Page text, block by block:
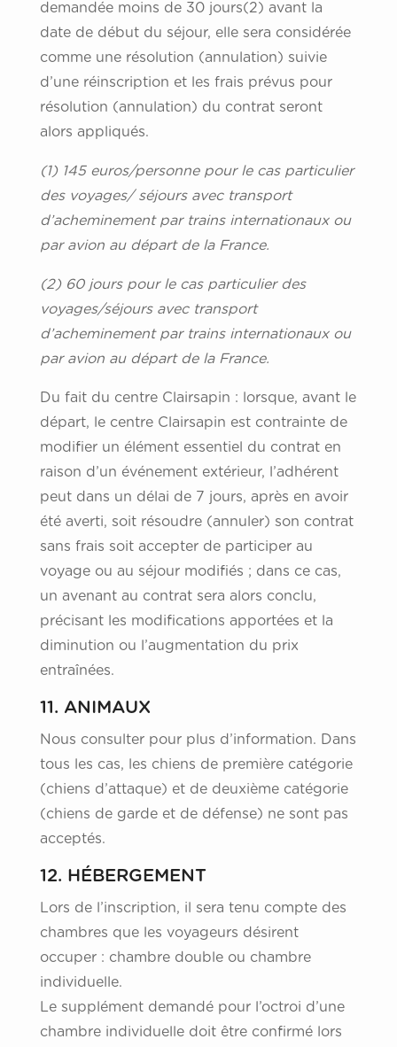
demandée moins de 30 jours(2) avant la
date de début du séjour, elle sera considérée
comme une résolution (annulation) suivie
d’une réinscription et les frais prévus pour
résolution (annulation) du contrat seront
alors appliqués.
(1) 145 euros/personne pour le cas particulier
des voyages/ séjours avec transport
d’acheminement par trains internationaux ou
par avion au départ de la France.
(2) 60 jours pour le cas particulier des
voyages/séjours avec transport
d’acheminement par trains internationaux ou
par avion au départ de la France.
Du fait du centre Clairsapin : lorsque, avant le
départ, le centre Clairsapin est contrainte de
modifier un élément essentiel du contrat en
raison d’un événement extérieur, l’adhérent
peut dans un délai de 7 jours, après en avoir
été averti, soit résoudre (annuler) son contrat
sans frais soit accepter de participer au
voyage ou au séjour modifiés ; dans ce cas,
un avenant au contrat sera alors conclu,
précisant les modifications apportées et la
diminution ou l’augmentation du prix
entraînées.
11. ANIMAUX
Nous consulter pour plus d’information. Dans
tous les cas, les chiens de première catégorie
(chiens d’attaque) et de deuxième catégorie
(chiens de garde et de défense) ne sont pas
acceptés.
12. HÉBERGEMENT
Lors de l’inscription, il sera tenu compte des
chambres que les voyageurs désirent
occuper : chambre double ou chambre
individuelle.
Le supplément demandé pour l’octroi d’une
chambre individuelle doit être confirmé lors